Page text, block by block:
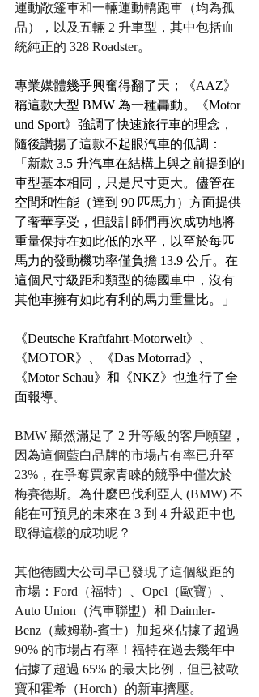
運動敞篷車和一輛運動轎跑車（均為孤
品），以及五輛 2 升車型，其中包括血
統純正的 328 Roadster。
專業媒體幾乎興奮得翻了天；《AAZ》
稱這款大型 BMW 為一種轟動。《Motor
und Sport》強調了快速旅行車的理念，
隨後讚揚了這款不起眼汽車的低調：
「新款 3.5 升汽車在結構上與之前提到的
車型基本相同，只是尺寸更大。儘管在
空間和性能（達到 90 匹馬力）方面提供
了奢華享受，但設計師們再次成功地將
重量保持在如此低的水平，以至於每匹
馬力的發動機功率僅負擔 13.9 公斤。在
這個尺寸級距和類型的德國車中，沒有
其他車擁有如此有利的馬力重量比。」
《Deutsche Kraftfahrt-Motorwelt》、
《MOTOR》、《Das Motorrad》、
《Motor Schau》和《NKZ》也進行了全
面報導。
BMW 顯然滿足了 2 升等級的客戶願望，
因為這個藍白品牌的市場占有率已升至
23%，在爭奪買家青睞的競爭中僅次於
梅賽德斯。為什麼巴伐利亞人 (BMW) 不
能在可預見的未來在 3 到 4 升級距中也
取得這樣的成功呢？
其他德國大公司早已發現了這個級距的
市場：Ford（福特）、Opel（歐寶）、
Auto Union（汽車聯盟）和 Daimler-
Benz（戴姆勒-賓士）加起來佔據了超過
90% 的市場占有率！福特在過去幾年中
佔據了超過 65% 的最大比例，但已被歐
寶和霍希（Horch）的新車擠壓。